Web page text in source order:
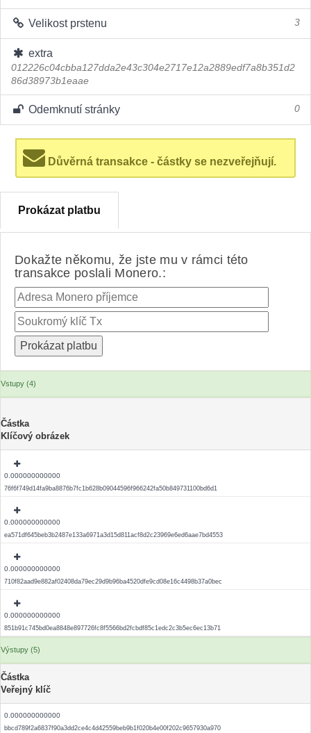
Velikost prstenu 3
extra
012226c04cbba127dda2e43c304e2717e12a2889edf7a8b351d2
86d38973b1eaae
Odemknutí stránky 0
Důvěrná transakce - částky se nezveřejňují.
Prokázat platbu
Dokažte někomu, že jste mu v rámci této
transakce poslali Monero.:
Vstupy (4)
Částka
Klíčový obrázek
0.000000000000
76f6f749d14fa9ba8876b7fc1b628b09044596f966242fa50b849731100bd6d1
0.000000000000
ea571df645beb3b2487e133a6971a3d15d811acf8d2c23969e6ed6aae7bd4553
0.000000000000
710f82aad9e882af02408da79ec29d9b96ba4520dfe9cd08e16c4498b37a0bec
0.000000000000
851b91c745bd0ea8848e897726fc8f5566bd2fcbdf85c1edc2c3b5ec6ec13b71
Výstupy (5)
Částka
Veřejný klíč
0.000000000000
bbcd789f2a6837f90a3dd2ce4c4d42559beb9b1f020b4e00f202c9657930a970